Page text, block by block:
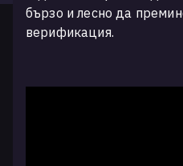
бързо и лесно да
верификация.